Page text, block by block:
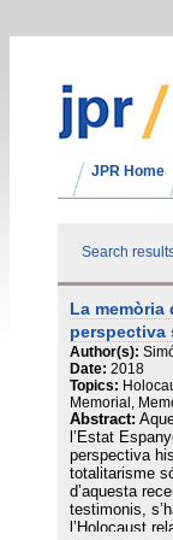
JPR Home
Search
La memòria
perspectiva
Author(s):
Date: 2018
Topics:
Memorial,
Abstract:
l’Estat
perspectiva
totalitarisme
d’aquesta
testimonis,
l’Holocaust